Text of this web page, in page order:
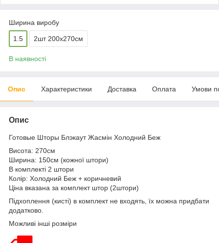
Ширина виробу
1.5 2шт 200х270см
В наявності
Опис Характеристики Доставка Оплата Умови
Опис
Готовые Шторы Блэкаут Жасмін Холодний Беж
Висота: 270см
Ширина: 150см (кожної штори)
В комплекті 2 штори
Колір: Холодний Беж + коричневий
Ціна вказана за комплект штор (2штори)
Підхоплення (кисті) в комплект не входять, їх можна придбати
додатково.
Можливі інші розміри